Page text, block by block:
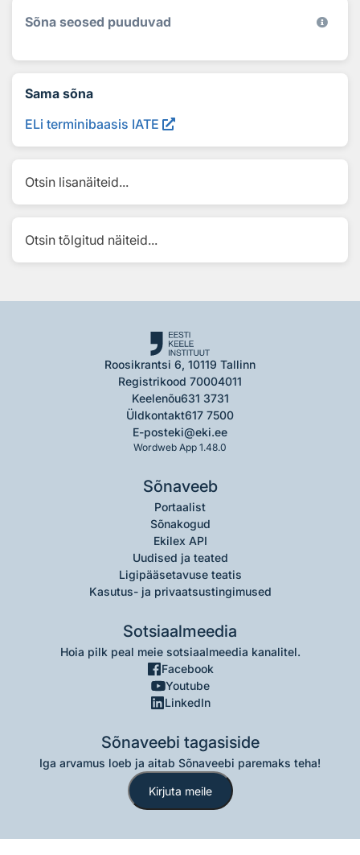
Sõna seosed puuduvad
Sama sõna
ELi terminibaasis IATE
Otsin lisanäiteid...
Otsin tõlgitud näiteid...
Roosikrantsi 6, 10119 Tallinn
Registrikood 70004011
Keelenõu631 3731
Üldkontakt617 7500
E-posteki@eki.ee
Wordweb App 1.48.0
Sõnaveeb
Portaalist
Sõnakogud
Ekilex API
Uudised ja teated
Ligipääsetavuse teatis
Kasutus- ja privaatsustingimused
Sotsiaalmeedia
Hoia pilk peal meie sotsiaalmeedia kanalitel.
Facebook
Youtube
LinkedIn
Sõnaveebi tagasiside
Iga arvamus loeb ja aitab Sõnaveebi paremaks teha!
Kirjuta meile